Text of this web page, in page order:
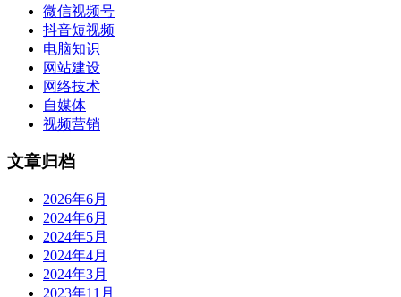
微信视频号
抖音短视频
电脑知识
网站建设
网络技术
自媒体
视频营销
文章归档
2026年6月
2024年6月
2024年5月
2024年4月
2024年3月
2023年11月